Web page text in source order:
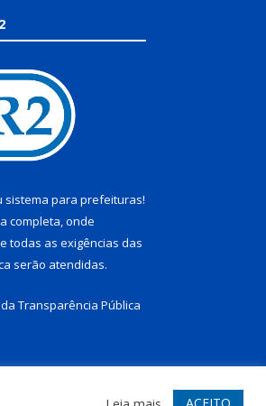
sistema para prefeituras!
completa, onde
todas as exigências das
serão atendidas.
Transparência Pública
Acessar Webmail ACEITO